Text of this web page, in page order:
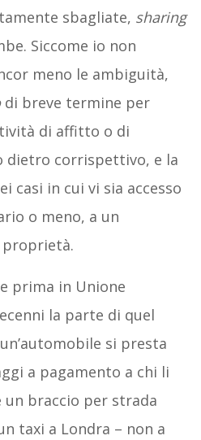
sbagliate, sharing
Siccome io non
meno le ambiguità,
di breve termine per
di affitto o di
dietro corrispettivo, e la
casi in cui vi sia accesso
o meno, a un
prima in Unione
la parte di quel
si presta
a pagamento a chi li
un braccio per strada
taxi a Londra – non a